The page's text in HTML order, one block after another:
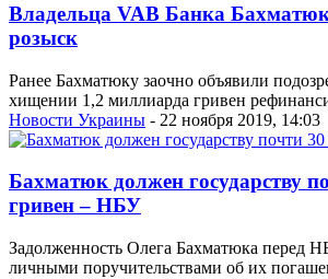
Владельца VAB Банка
розыск
Ранее Бахматюку заочно объявили
хищении 1,2 миллиарда гривен
Новости Украины - 22 ноября 2019, 14:03
Бахматюк должен государству
гривен – НБУ
Задолженность Олега Бахматюка перед
личными поручительствами об их